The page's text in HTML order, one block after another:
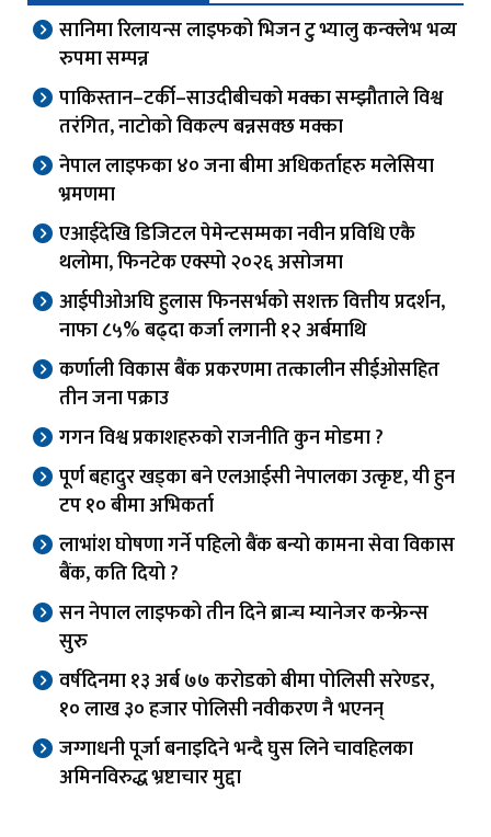
सानिमा रिलायन्स लाइफको भिजन टु भ्यालु कन्क्लेभ भव्य
रुपमा सम्पन्न
पाकिस्तान–टर्की–साउदीबीचको मक्का सम्झौताले विश्व
तरंगित, नाटोको विकल्प बन्नसक्छ मक्का
नेपाल लाइफका ४० जना बीमा अधिकर्ताहरु मलेसिया
भ्रमणमा
एआईदेखि डिजिटल पेमेन्टसम्मका नवीन प्रविधि एकै
थलोमा, फिनटेक एक्स्पो २०२६ असोजमा
आईपीओअघि हुलास फिनसर्भको सशक्त वित्तीय प्रदर्शन,
नाफा ८५% बढ्दा कर्जा लगानी १२ अर्बमाथि
कर्णाली विकास बैंक प्रकरणमा तत्कालीन सीईओसहित
तीन जना पक्राउ
गगन विश्व प्रकाशहरुको राजनीति कुन मोडमा ?
पूर्ण बहादुर खड्का बने एलआईसी नेपालका उत्कृष्ट, यी हुन
टप १० बीमा अभिकर्ता
लाभांश घोषणा गर्ने पहिलो बैंक बन्यो कामना सेवा विकास
बैंक, कति दियो ?
सन नेपाल लाइफको तीन दिने ब्रान्च म्यानेजर कन्फ्रेन्स
सुरु
वर्षदिनमा १३ अर्ब ७७ करोडको बीमा पोलिसी सरेण्डर,
१० लाख ३० हजार पोलिसी नवीकरण नै भएनन्
जग्गाधनी पूर्जा बनाइदिने भन्दै घुस लिने चावहिलका
अमिनविरुद्ध भ्रष्टाचार मुद्दा